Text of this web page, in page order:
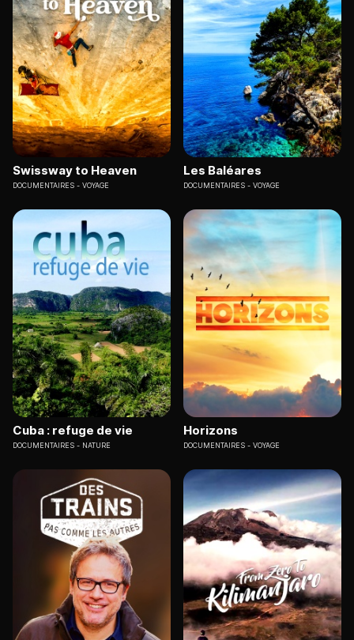
Swissway to Heaven
DOCUMENTAIRES VOYAGE
Les Baléares
DOCUMENTAIRES VOYAGE
Cuba : refuge de vie
DOCUMENTAIRES NATURE
Horizons
DOCUMENTAIRES VOYAGE